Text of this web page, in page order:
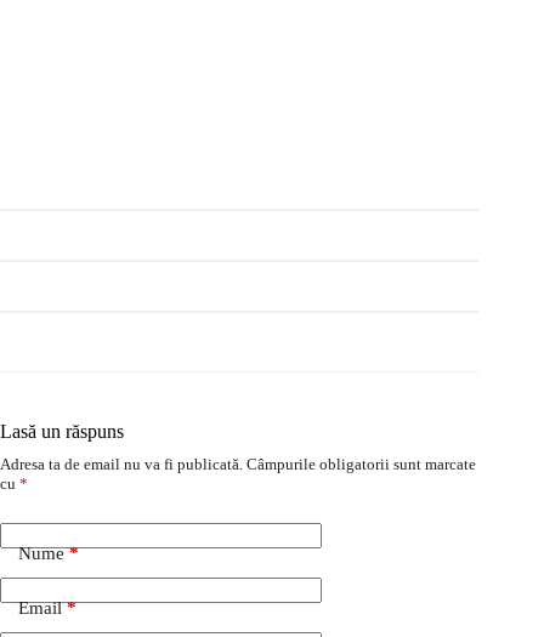
Lasă un răspuns
Adresa ta de email nu va fi publicată. Câmpurile obligatorii sunt marcate
cu *
Nume*
Email*